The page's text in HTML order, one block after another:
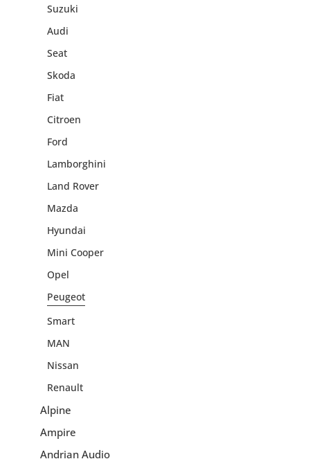
Suzuki
Audi
Seat
Skoda
Fiat
Citroen
Ford
Lamborghini
Land Rover
Mazda
Hyundai
Mini Cooper
Opel
Peugeot
Smart
MAN
Nissan
Renault
Alpine
Ampire
Andrian Audio